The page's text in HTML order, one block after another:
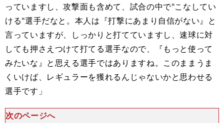
っていますし、攻撃面も含めて、試合の中で"こなしてい
ける"選手だなと。本人は『打撃にあまり自信がない』と
言っていますが、しっかりと打てていますし、速球に対
しても押さえつけて打てる選手なので、『もっと使って
みたいな』と思える選手ではありますね。このままうま
くいけば、レギュラーを獲れるんじゃないかと思わせる
選手です」
次のページへ